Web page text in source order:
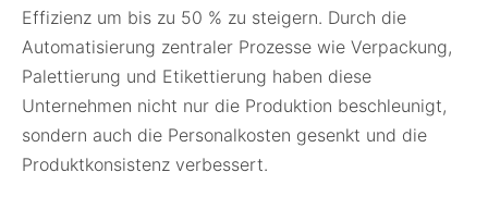
Effizienz um bis zu 50 % zu steigern. Durch die
Automatisierung zentraler Prozesse wie Verpackung,
Palettierung und Etikettierung haben diese
Unternehmen nicht nur die Produktion beschleunigt,
sondern auch die Personalkosten gesenkt und die
Produktkonsistenz verbessert.